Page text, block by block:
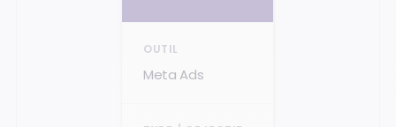
Meta Ads